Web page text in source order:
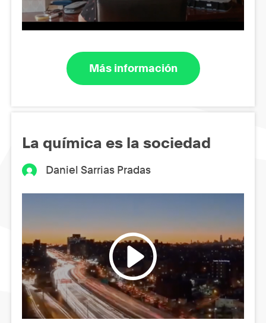
Más información
La química es la sociedad
Daniel Sarrias Pradas